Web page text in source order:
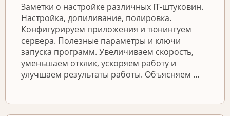
Заметки о настройке различных IT-штуковин.
Настройка, допиливание, полировка.
Конфигурируем приложения и тюнингуем
сервера. Полезные параметры и ключи
запуска программ. Увеличиваем скорость,
уменьшаем отклик, ускоряем работу и
улучшаем результаты работы. Объясняем …